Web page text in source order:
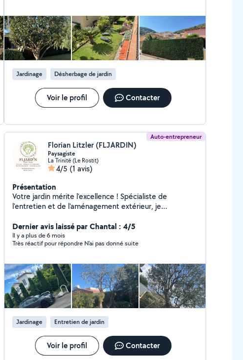
Jardinage Désherbage de jardin
Voir le profil Contacter
Auto-entrepreneur
Florian Litzler (FLJARDIN)
Paysagiste
La Trinité (Le Rostit)
4/5 (1 avis)
Présentation
Votre jardin mérite l'excellence ! Spécialiste de
l'entretien et de l'aménagement extérieur, je
détente. Entretien complet : tonte, taille de haies et
arbustes, désherbage, débroussaillage, plantations,
création de massifs. Travaux spécialisés : installation &
d'arbres en toute sécurité. Qualité garantie : matériel
professionnel, finitions impeccables, respect des
délais. Basé à Nice, j'interviens rapidement dans tout le
secteur pour particuliers, professionnels et
copropriétés. Mon objectif : un jardin propre,
harmonieux et soigné toute l'année. Devis gratuit et
conseils personnalisés Votre satisfaction est ma
priorité. Profitez du crédit d'impôt : -50% sur vos
prestations de jardinage avec FLJARD1N Contactez-
nous au O6 28 73 03 15 Pour votre confort, vous
Dernier avis laissé par Chantal : 4/5
Il y a plus de 6 mois
Très réactif pour répondre N'ai pas donné suite
Jardinage Entretien de jardin
Voir le profil Contacter